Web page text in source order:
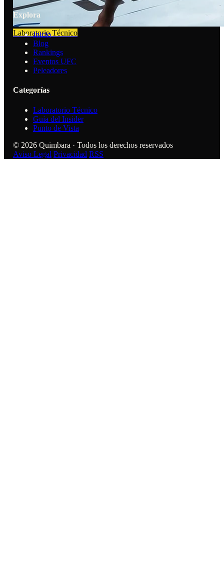
Laboratorio Técnico
Explora
Inicio
Blog
Rankings
Eventos UFC
Peleadores
Categorías
Laboratorio Técnico
Guía del Insider
Punto de Vista
© 2026 Quimbara · Todos los derechos reservados
Aviso Legal Privacidad RSS